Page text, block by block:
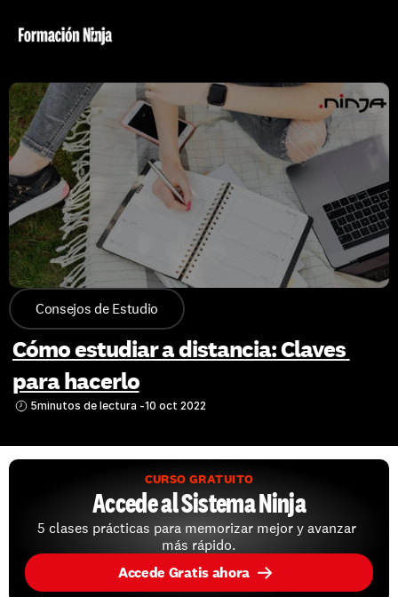
Consejos de Estudio
Cómo estudiar a distancia: Claves
para hacerlo
5minutos de lectura -10 oct 2022
CURSO GRATUITO
Accede al Sistema Ninja
5 clases prácticas para memorizar mejor y avanzar
más rápido.
Accede Gratis ahora